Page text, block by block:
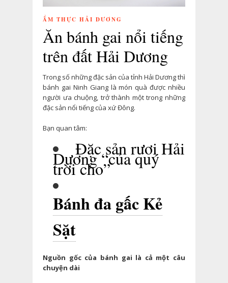
ẨM THỰC HẢI DƯƠNG
Ăn bánh gai nổi tiếng
trên đất Hải Dương
Trong số những đặc sản của tỉnh Hải Dương thì
bánh gai Ninh Giang là món quà được nhiều
người ưa chuộng, trở thành một trong những
đặc sản nổi tiếng của xứ Đông.
Bạn quan tâm:
Đặc sản rươi Hải
Dương “của quý
trời cho”
Bánh đa gấc Kẻ
Sặt
Nguồn gốc của bánh gai là cả một câu
chuyện dài